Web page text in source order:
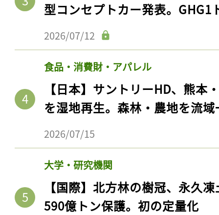
型コンセプトカー発表。GHG1
2026/07/12
食品・消費財・アパレル
【日本】サントリーHD、熊本
を湿地再生。森林・農地を流
2026/07/15
大学・研究機関
【国際】北方林の樹冠、永久
590億トン保護。初の定量化